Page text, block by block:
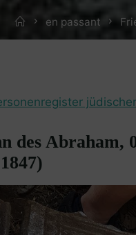
Homeen passant
des Abraham,